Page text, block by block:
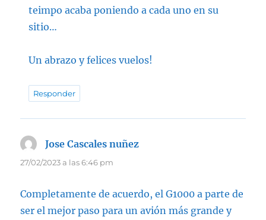
teimpo acaba poniendo a cada uno en su
sitio…
Un abrazo y felices vuelos!
Responder
Jose Cascales nuñez
27/02/2023 a las 6:46 pm
Completamente de acuerdo, el G1000 a parte de
ser el mejor paso para un avión más grande y